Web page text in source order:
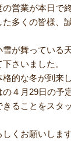
営業が本日で
多くの皆様、
が舞っている
さいました。
的な冬が到来し
４月29日の予
ることをスタ
くお願いします